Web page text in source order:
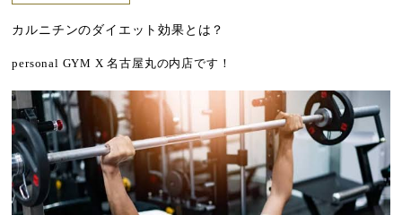
カルニチンのダイエット効果とは？
personal GYM X 名古屋丸の内店です！